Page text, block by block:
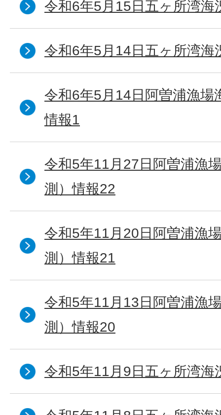
令和6年5月15日五ヶ所湾海
令和6年5月14日五ヶ所湾海
令和6年5月14日阿曽浦漁場
情報1
令和5年11月27日阿曽浦漁
測）情報22
令和5年11月20日阿曽浦漁
測）情報21
令和5年11月13日阿曽浦漁
測）情報20
令和5年11月9日五ヶ所湾海